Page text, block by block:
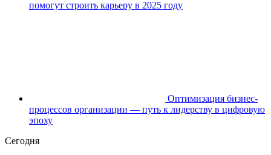
помогут строить карьеру в 2025 году
Оптимизация бизнес-
процессов организации — путь к лидерству в цифровую
эпоху
Сегодня